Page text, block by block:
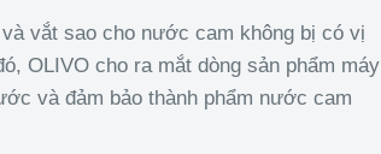
vắt sao cho nước cam không bị có vị
OLIVO cho ra mắt dòng sản phẩm máy
và đảm bảo thành phẩm nước cam